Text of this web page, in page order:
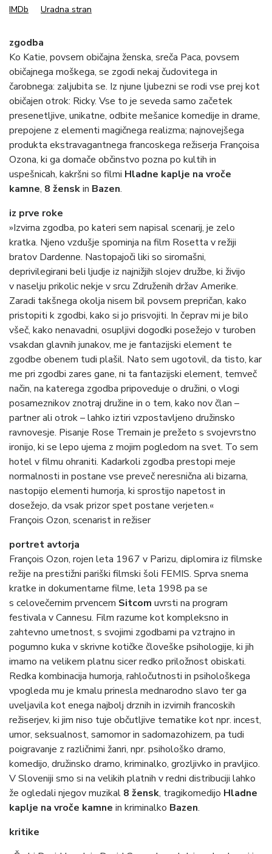
IMDb
Uradna stran
zgodba
Ko Katie, povsem običajna ženska, sreča Paca, povsem
običajnega moškega, se zgodi nekaj čudovitega in
čarobnega: zaljubita se. Iz njune ljubezni se rodi vse prej kot
običajen otrok: Ricky. Vse to je seveda samo začetek
presenetljive, unikatne, odbite mešanice komedije in drame,
prepojene z elementi magičnega realizma; najnovejšega
produkta ekstravagantnega francoskega režiserja Françoisa
Ozona, ki ga domače občinstvo pozna po kultih in
uspešnicah, kakršni so filmi Hladne kaplje na vroče
kamne, 8 ženskin Bazen.
iz prve roke
»Izvirna zgodba, po kateri sem napisal scenarij, je zelo
kratka. Njeno vzdušje spominja na film Rosetta v režiji
bratov Dardenne. Nastopajoči liki so siromašni,
deprivilegirani beli ljudje iz najnižjih slojev družbe, ki živijo
v naselju prikolic nekje v srcu Združenih držav Amerike.
Zaradi takšnega okolja nisem bil povsem prepričan, kako
pristopiti k zgodbi, kako si jo prisvojiti. In čeprav mi je bilo
všeč, kako nenavadni, osupljivi dogodki posežejo v turoben
vsakdan glavnih junakov, me je fantazijski element te
zgodbe obenem tudi plašil. Nato sem ugotovil, da tisto, kar
me pri zgodbi zares gane, ni ta fantazijski element, temveč
način, na katerega zgodba pripoveduje o družini, o vlogi
posameznikov znotraj družine in o tem, kako nov član –
partner ali otrok – lahko iztiri vzpostavljeno družinsko
ravnovesje. Pisanje Rose Tremain je prežeto s svojevrstno
ironijo, ki se lepo ujema z mojim pogledom na svet. To sem
hotel v filmu ohraniti. Kadarkoli zgodba prestopi meje
normalnosti in postane vse preveč neresnična ali bizarna,
nastopijo elementi humorja, ki sprostijo napetost in
dosežejo, da vsak prizor spet postane verjeten.«
François Ozon, scenarist in režiser
portret avtorja
François Ozon, rojen leta 1967 v Parizu, diplomira iz filmske
režije na prestižni pariški filmski šoli FEMIS. Sprva snema
kratke in dokumentarne filme, leta 1998 pa se
s celovečernim prvencem Sitcom uvrsti na program
festivala v Cannesu. Film razume kot kompleksno in
zahtevno umetnost, s svojimi zgodbami pa vztrajno in
pogumno kuka v skrivne kotičke človeške psihologije, ki jih
imamo na velikem platnu sicer redko priložnost obiskati.
Redka kombinacija humorja, rahločutnosti in psihološkega
vpogleda mu je kmalu prinesla mednarodno slavo ter ga
uveljavila kot enega najbolj drznih in izvirnih francoskih
režiserjev, ki jim niso tuje občutljive tematike kot npr. incest,
umor, seksualnost, samomor in sadomazohizem, pa tudi
poigravanje z različnimi žanri, npr. psihološko dramo,
komedijo, družinsko dramo, kriminalko, grozljivko in pravljico.
V Sloveniji smo si na velikih platnih v redni distribuciji lahko
že ogledali njegov muzikal 8 žensk, tragikomedijo Hladne
kaplje na vroče kamne in kriminalko Bazen.
kritike